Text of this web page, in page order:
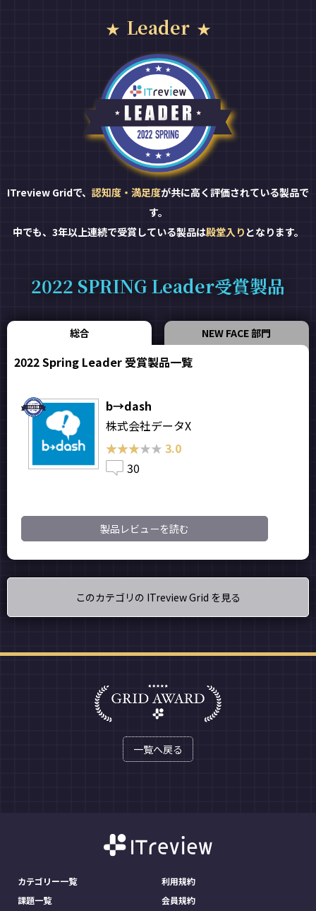
Leader
ITreview Gridで、 認知度・満足度が共に高く評価されている製品で
す。
中でも、3年以上連続で受賞している製品は殿堂入り となります。
2022 SPRING Leader受賞製品
総合 NEW FACE 部門
2022 Spring Leader 受賞製品一覧
b→dash
株式会社データX
★★★★★
★★★★★ 3.0
30
製品レビューを読む
このカテゴリの ITreview Grid を見る
一覧へ戻る
カテゴリー一覧
課題一覧
利用規約
会員規約